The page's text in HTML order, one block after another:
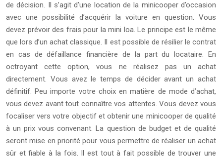
de décision. Il s’agit d’une location de la minicooper d’occasion
avec une possibilité d’acquérir la voiture en question. Vous
devez prévoir des frais pour la mini loa. Le principe est le même
que lors d’un achat classique. Il est possible de résilier le contrat
en cas de défaillance financière de la part du locataire. En
octroyant cette option, vous ne réalisez pas un achat
directement. Vous avez le temps de décider avant un achat
définitif. Peu importe votre choix en matière de mode d’achat,
vous devez avant tout connaître vos attentes. Vous devez vous
focaliser vers votre objectif et obtenir une minicooper de qualité
à un prix vous convenant. La question de budget et de qualité
seront mise en priorité pour vous permettre de réaliser un achat
sûr et fiable à la fois. Il est tout à fait possible de trouver une